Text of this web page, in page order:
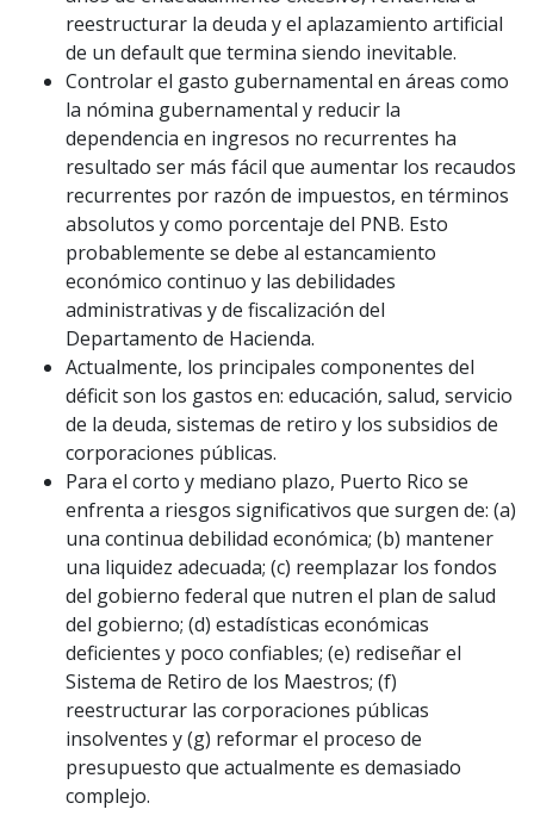
reestructurar la deuda y el aplazamiento artificial
de un default que termina siendo inevitable.
Controlar el gasto gubernamental en áreas como
la nómina gubernamental y reducir la
dependencia en ingresos no recurrentes ha
resultado ser más fácil que aumentar los recaudos
recurrentes por razón de impuestos, en términos
absolutos y como porcentaje del PNB. Esto
probablemente se debe al estancamiento
económico continuo y las debilidades
administrativas y de fiscalización del
Departamento de Hacienda.
Actualmente, los principales componentes del
déficit son los gastos en: educación, salud, servicio
de la deuda, sistemas de retiro y los subsidios de
corporaciones públicas.
Para el corto y mediano plazo, Puerto Rico se
enfrenta a riesgos significativos que surgen de: (a)
una continua debilidad económica; (b) mantener
una liquidez adecuada; (c) reemplazar los fondos
del gobierno federal que nutren el plan de salud
del gobierno; (d) estadísticas económicas
deficientes y poco confiables; (e) rediseñar el
Sistema de Retiro de los Maestros; (f)
reestructurar las corporaciones públicas
insolventes y (g) reformar el proceso de
presupuesto que actualmente es demasiado
complejo.